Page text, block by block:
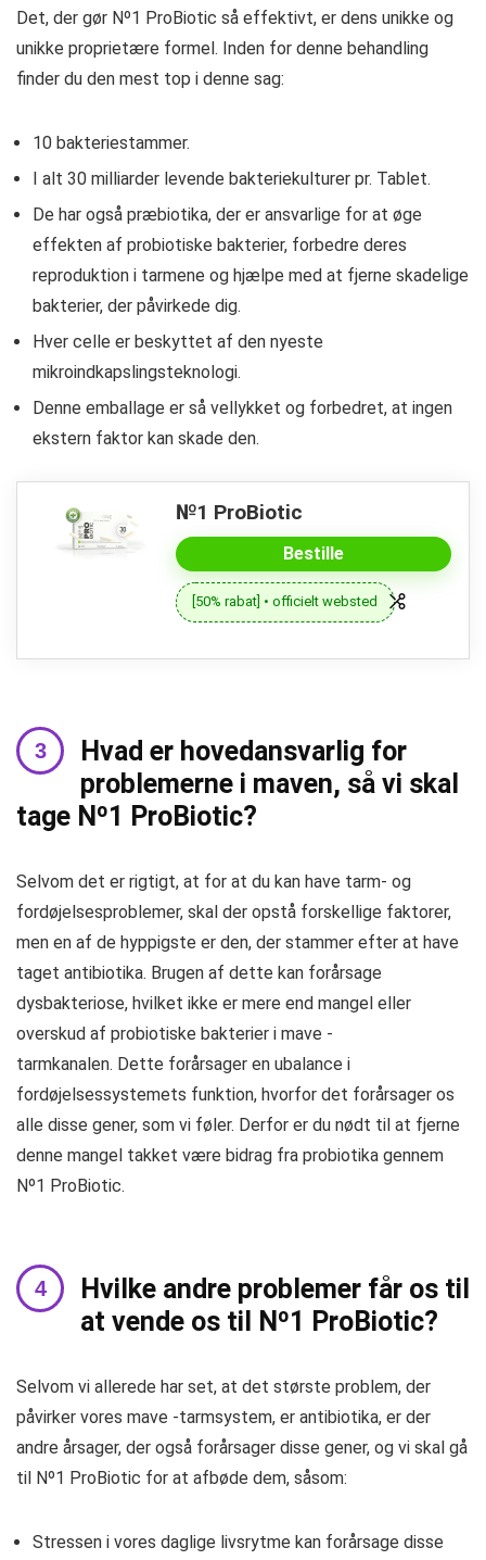
Det, der gør Nº1 ProBiotic så effektivt, er dens unikke og
unikke proprietære formel. Inden for denne behandling
finder du den mest top i denne sag:
10 bakteriestammer.
I alt 30 milliarder levende bakteriekulturer pr. Tablet.
De har også præbiotika, der er ansvarlige for at øge
effekten af ​​probiotiske bakterier, forbedre deres
reproduktion i tarmene og hjælpe med at fjerne skadelige
bakterier, der påvirkede dig.
Hver celle er beskyttet af den nyeste
mikroindkapslingsteknologi.
Denne emballage er så vellykket og forbedret, at ingen
ekstern faktor kan skade den.
№1 ProBiotic
Bestille
[50% rabat] • officielt websted
Hvad er hovedansvarlig for
problemerne i maven, så vi skal
tage Nº1 ProBiotic?
Selvom det er rigtigt, at for at du kan have tarm- og
fordøjelsesproblemer, skal der opstå forskellige faktorer,
men en af ​​de hyppigste er den, der stammer efter at have
taget antibiotika. Brugen af ​​dette kan forårsage
dysbakteriose, hvilket ikke er mere end mangel eller
overskud af probiotiske bakterier i mave -
tarmkanalen. Dette forårsager en ubalance i
fordøjelsessystemets funktion, hvorfor det forårsager os
alle disse gener, som vi føler. Derfor er du nødt til at fjerne
denne mangel takket være bidrag fra probiotika gennem
Nº1 ProBiotic.
Hvilke andre problemer får os til
at vende os til Nº1 ProBiotic?
Selvom vi allerede har set, at det største problem, der
påvirker vores mave -tarmsystem, er antibiotika, er der
andre årsager, der også forårsager disse gener, og vi skal gå
til Nº1 ProBiotic for at afbøde dem, såsom:
Stressen i vores daglige livsrytme kan forårsage disse